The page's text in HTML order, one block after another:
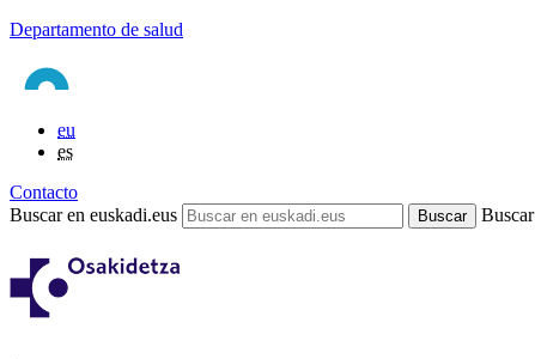
Departamento de salud
eu
es
Contacto
Buscar en euskadi.eus
Buscar